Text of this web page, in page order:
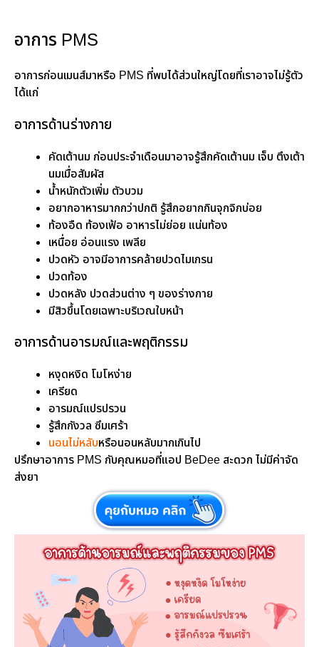
อาการ PMS
อาการก่อนเมนส์มาหรือ PMS ที่พบได้ส่วนใหญ่โดยที่เราอาจไม่รู้ตัว
ได้แก่
อาการด้านร่างกาย
คัดเต้านม ก่อนประจำเดือนมาอาจรู้สึกคัดเต้านม เจ็บ ตึงเต้า
นมเมื่อสัมผัส
น้ำหนักตัวเพิ่ม ตัวบวม
อยากอาหารมากกว่าปกติ รู้สึกอยากกินจุกจิกบ่อย
ท้องอืด ท้องเฟ้อ อาหารไม่ย่อย แน่นท้อง
เหนื่อย อ่อนแรง เพลีย
ปวดหัว อาจมีอาการคล้ายปวดไมเกรน
ปวดท้อง
ปวดหลัง ปวดส่วนต่าง ๆ ของร่างกาย
มีสิวขึ้นโดยเฉพาะบริเวณใบหน้า
อาการด้านอารมณ์และพฤติกรรม
หงุดหงิด โมโหง่าย
เครียด
อารมณ์แปรปรวน
รู้สึกกังวล ซึมเศร้า
นอนไม่หลับหรือนอนหลับมากเกินไป
ปรึกษาอาการ PMS กับคุณหมอที่แอป BeDee สะดวก ไม่มีค่าจัด
ส่งยา